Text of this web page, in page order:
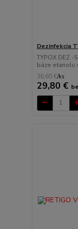
Dezinfekcia
TYPOX DEZ
báze etanolu
36,65 €/ks
29,80 €